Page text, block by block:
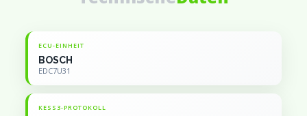
ECU-EINHEIT
BOSCH
EDC7U31
KESS3-PROTOKOLL